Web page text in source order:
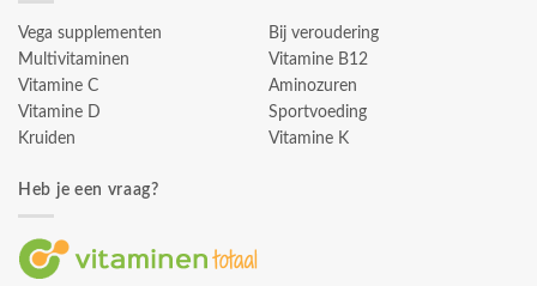
Vega supplementen
Multivitaminen
Vitamine C
Vitamine D
Kruiden
Bij veroudering
Vitamine B12
Aminozuren
Sportvoeding
Vitamine K
Heb je een vraag?